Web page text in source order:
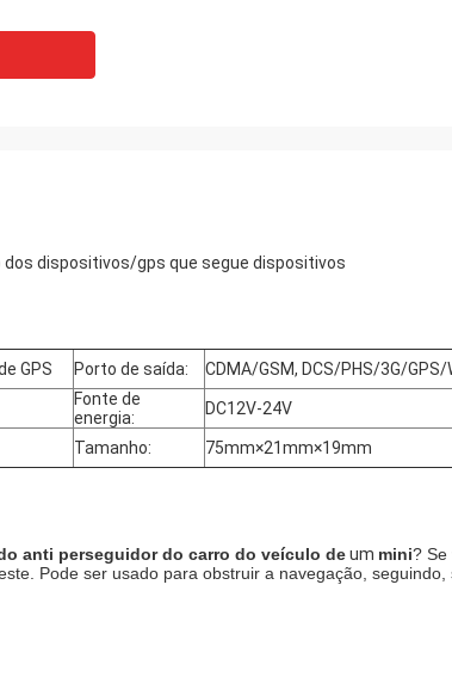
dos dispositivos/gps que segue dispositivos
GPS Porto de saída: CDMA/GSM, DCS/PHS/3G/GPS/
Fonte de
energia:
DC12V-24V
Tamanho: 75mm×21mm×19mm
anti perseguidor do carro do veículo deum mini? Se
Pode ser usado para obstruir a navegação,